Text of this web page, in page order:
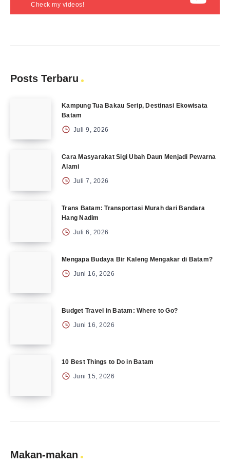
Check my videos!
Posts Terbaru
Kampung Tua Bakau Serip, Destinasi Ekowisata
Batam
Juli 9, 2026
Cara Masyarakat Sigi Ubah Daun Menjadi Pewarna
Alami
Juli 7, 2026
Trans Batam: Transportasi Murah dari Bandara
Hang Nadim
Juli 6, 2026
Mengapa Budaya Bir Kaleng Mengakar di Batam?
Juni 16, 2026
Budget Travel in Batam: Where to Go?
Juni 16, 2026
10 Best Things to Do in Batam
Juni 15, 2026
Makan-makan